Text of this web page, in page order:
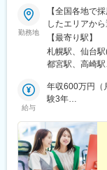
(地下鉄)、六
之島駅、なに
駅、久屋大通
ター北駅、勾
駅、北１２条
日吉町駅、新
都河原町駅、
駅、西辛島町
麻布十番駅、
前、五島町駅
勤務地
【全国各地で
したエリアか
ど制度も完備
ト業務もあり
山、滋賀）■関
（広島、岡山
ジェクト先◎転
【最寄り駅】
札幌駅、仙台
都宮駅、高崎
線)、インテッ
路駅、岡山駅
尾駅、水島駅
県)、東広島駅
府)、東山・お
堺筋本町駅、
給与
年収600万円（
験3年
PM経験10年